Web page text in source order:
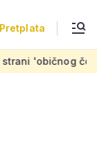
Pretplata
'Mora se